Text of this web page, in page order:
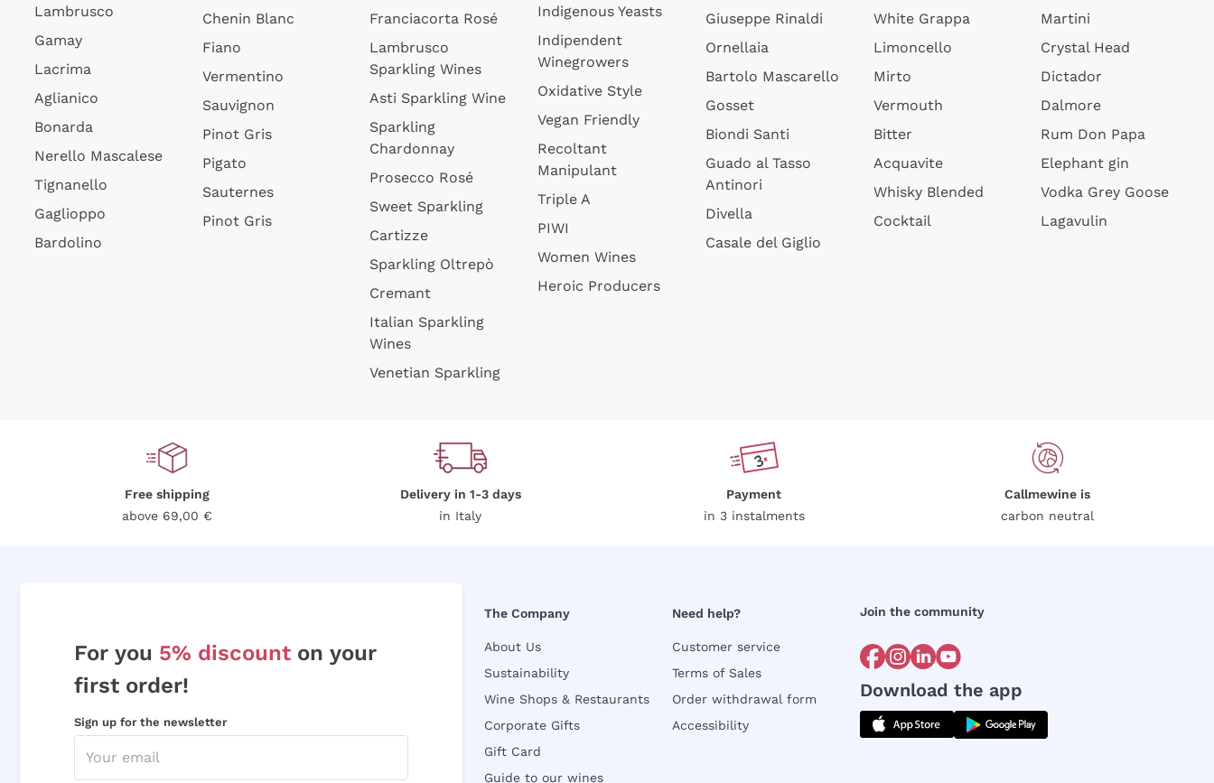
Lambrusco
Gamay
Lacrima
Aglianico
Bonarda
Nerello Mascalese
Tignanello
Gaglioppo
Bardolino
Chenin Blanc
Fiano
Vermentino
Sauvignon
Pinot Gris
Pigato
Sauternes
Pinot Gris
Franciacorta Rosé
Lambrusco
Sparkling Wines
Asti Sparkling Wine
Sparkling
Chardonnay
Prosecco Rosé
Sweet Sparkling
Cartizze
Sparkling Oltrepò
Cremant
Italian Sparkling
Wines
Venetian Sparkling
Indigenous Yeasts
Indipendent
Winegrowers
Oxidative Style
Vegan Friendly
Recoltant
Manipulant
Triple A
PIWI
Women Wines
Heroic Producers
Giuseppe Rinaldi
Ornellaia
Bartolo Mascarello
Gosset
Biondi Santi
Guado al Tasso
Antinori
Divella
Casale del Giglio
White Grappa
Limoncello
Mirto
Vermouth
Bitter
Acquavite
Whisky Blended
Cocktail
Martini
Crystal Head
Dictador
Dalmore
Rum Don Papa
Elephant gin
Vodka Grey Goose
Lagavulin
Free shipping
above 69,00 €
Delivery in 1-3 days
in Italy
Payment
in 3 instalments
Callmewine is
carbon neutral
For you 5% discount on your
first order!
Sign up for the newsletter
The Company
About Us
Sustainability
Wine Shops & Restaurants
Corporate Gifts
Gift Card
Guide to our wines
Need help?
Customer service
Terms of Sales
Order withdrawal form
Accessibility
Join the community
Download the app